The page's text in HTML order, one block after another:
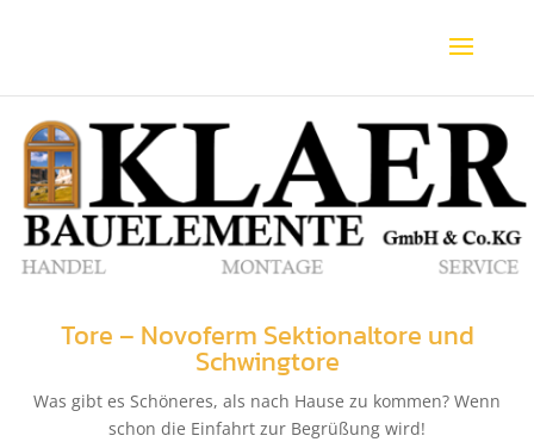
Tore – Novoferm Sektionaltore und
Schwingtore
Was gibt es Schöneres, als nach Hause zu kommen? Wenn
schon die Einfahrt zur Begrüßung wird!